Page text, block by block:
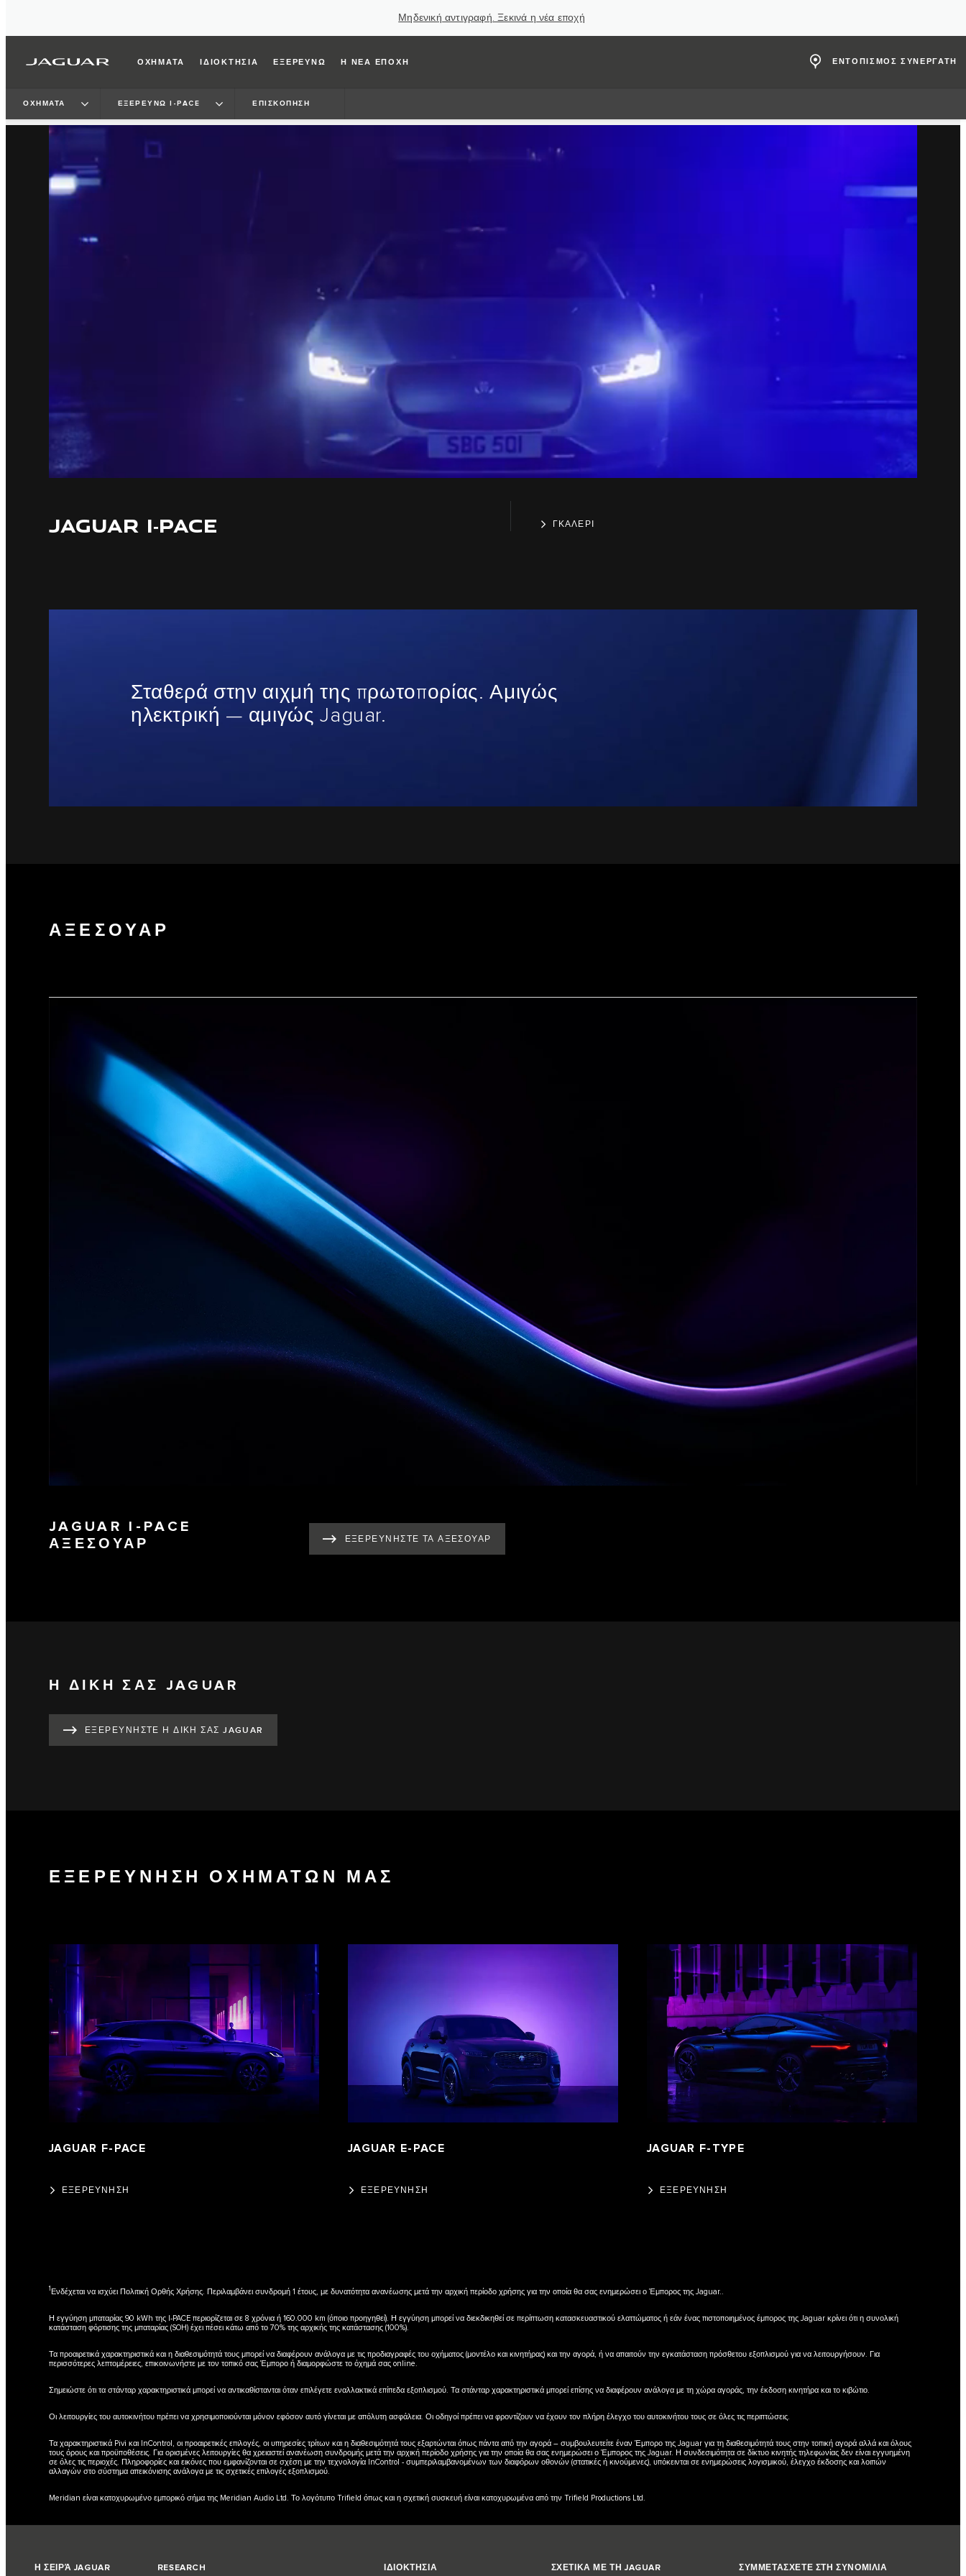
Μηδενική αντιγραφή. Ξεκινά η νέα εποχή
ΟΧΗΜΑΤΑ ΙΔΙΟΚΤΗΣΙΑ ΕΞΕΡΕΥΝΩ Η ΝΕΑ ΕΠΟΧΗ ΕΝΤΟΠΙΣΜΟΣ ΣΥΝΕΡΓΑΤΗ
ΟΧΗΜΑΤΑ ΕΞΕΡΕΥΝΩ I‑PACE ΕΠΙΣΚΟΠΗΣΗ
JAGUAR I‑PACE ΓΚΑΛΕΡΙ
Σταθερά στην αιχμή της πρωτοπορίας. Αμιγώς
ηλεκτρική — αμιγώς Jaguar.
ΑΞΕΣΟΥΑΡ
JAGUAR I-PACE
ΑΞΕΣΟΥΑΡ
ΕΞΕΡΕΥΝΗΣΤΕ ΤΑ ΑΞΕΣΟΥΑΡ
Η ΔΙΚΗ ΣΑΣ JAGUAR
ΕΞΕΡΕΥΝΗΣΤΕ Η ΔΙΚΗ ΣΑΣ JAGUAR
ΕΞΕΡΕΥΝΗΣΗ ΟΧΗΜΑΤΩΝ ΜΑΣ
JAGUAR F-PACE
ΕΞΕΡΕΥΝΗΣΗ
JAGUAR E-PACE
ΕΞΕΡΕΥΝΗΣΗ
JAGUAR F-TYPE
ΕΞΕΡΕΥΝΗΣΗ
1Ενδέχεται να ισχύει Πολιτική Ορθής Χρήσης. Περιλαμβάνει συνδρομή 1 έτους, με δυνατότητα ανανέωσης μετά την αρχική περίοδο χρήσης για την οποία θα σας ενημερώσει ο Έμπορος της Jaguar..
Η εγγύηση μπαταρίας 90 kWh της I-PACE περιορίζεται σε 8 χρόνια ή 160.000 km (όποιο προηγηθεί). Η εγγύηση μπορεί να διεκδικηθεί σε περίπτωση κατασκευαστικού ελαττώματος ή εάν ένας πιστοποιημένος έμπορος της Jaguar κρίνει ότι η συνολική
κατάσταση φόρτισης της μπαταρίας (SOH) έχει πέσει κάτω από το 70% της αρχικής της κατάστασης (100%).
Τα προαιρετικά χαρακτηριστικά και η διαθεσιμότητά τους μπορεί να διαφέρουν ανάλογα με τις προδιαγραφές του οχήματος (μοντέλο και κινητήρας) και την αγορά, ή να απαιτούν την εγκατάσταση πρόσθετου εξοπλισμού για να λειτουργήσουν. Για
περισσότερες λεπτομέρειες, επικοινωνήστε με τον τοπικό σας Έμπορο ή διαμορφώστε το όχημά σας online.
Σημειώστε ότι τα στάνταρ χαρακτηριστικά μπορεί να αντικαθίστανται όταν επιλέγετε εναλλακτικά επίπεδα εξοπλισμού. Τα στάνταρ χαρακτηριστικά μπορεί επίσης να διαφέρουν ανάλογα με τη χώρα αγοράς, την έκδοση κινητήρα και το κιβώτιο.
Οι λειτουργίες του αυτοκινήτου πρέπει να χρησιμοποιούνται μόνον εφόσον αυτό γίνεται με απόλυτη ασφάλεια. Οι οδηγοί πρέπει να φροντίζουν να έχουν τον πλήρη έλεγχο του αυτοκινήτου τους σε όλες τις περιπτώσεις.
Τα χαρακτηριστικά Pivi και InControl, οι προαιρετικές επιλογές, οι υπηρεσίες τρίτων και η διαθεσιμότητά τους εξαρτώνται όπως πάντα από την αγορά – συμβουλευτείτε έναν Έμπορο της Jaguar για τη διαθεσιμότητά τους στην τοπική αγορά αλλά και όλους
τους όρους και προϋποθέσεις. Για ορισμένες λειτουργίες θα χρειαστεί ανανέωση συνδρομής μετά την αρχική περίοδο χρήσης για την οποία θα σας ενημερώσει ο Έμπορος της Jaguar. Η συνδεσιμότητα σε δίκτυο κινητής τηλεφωνίας δεν είναι εγγυημένη
σε όλες τις περιοχές. Πληροφορίες και εικόνες που εμφανίζονται σε σχέση με την τεχνολογία InControl - συμπεριλαμβανομένων των διαφόρων οθονών (στατικές ή κινούμενες), υπόκεινται σε ενημερώσεις λογισμικού, έλεγχο έκδοσης και λοιπών
αλλαγών στο σύστημα απεικόνισης ανάλογα με τις σχετικές επιλογές εξοπλισμού.
Meridian είναι κατοχυρωμένο εμπορικό σήμα της Meridian Audio Ltd. Το λογότυπο Trifield όπως και η σχετική συσκευή είναι κατοχυρωμένα από την Trifield Productions Ltd.
Η ΣΕΙΡΆ JAGUAR RESEARCH ΙΔΙΟΚΤΗΣΙΑ ΣΧΕΤΙΚΑ ΜΕ ΤΗ JAGUAR ΣΥΜΜΕΤΑΣΧΕΤΕ ΣΤΗ ΣΥΝΟΜΙΛΙΑ